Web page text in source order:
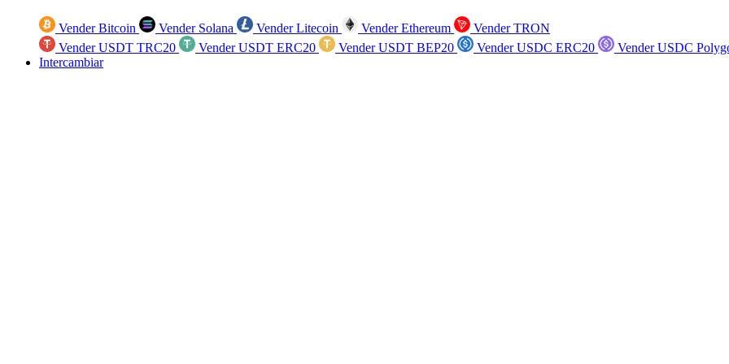
Vender Bitcoin Vender Solana Vender Litecoin Vender Ethereum
Vender TRON
Vender USDT TRC20
Vender USDT ERC20 Vender USDT BEP20 Vender USDC ERC20
Vender USDC
Intercambiar